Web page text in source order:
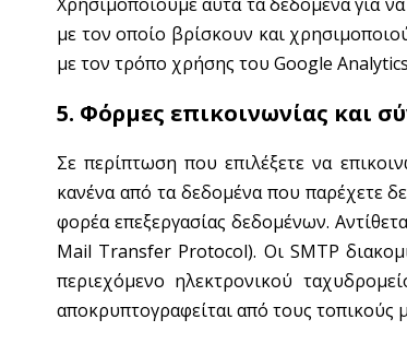
με τον οποίο βρίσκουν και
με τον τρόπο χρήσης του Google
5. Φόρμες επικοινωνίας και
Σε περίπτωση που επιλέξετε να
κανένα από τα δεδομένα που παρέχετε
φορέα επεξεργασίας δεδομένων.
Mail Transfer Protocol). Οι SMTP
περιεχόμενο ηλεκτρονικού
αποκρυπτογραφείται από τους τοπικούς